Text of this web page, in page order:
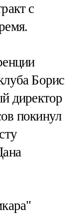
с
Борис
директор
покинул